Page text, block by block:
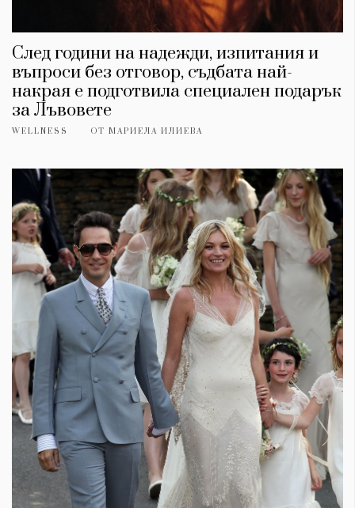
След години на надежди, изпитания и
въпроси без отговор, съдбата най-
накрая е подготвила специален подарък
за Лъвовете
WELLNESS ОТ МАРИЕЛА ИЛИЕВА